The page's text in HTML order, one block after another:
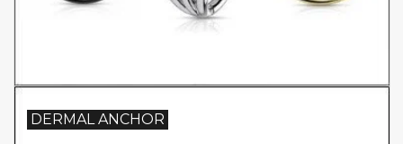
DERMAL ANCHOR